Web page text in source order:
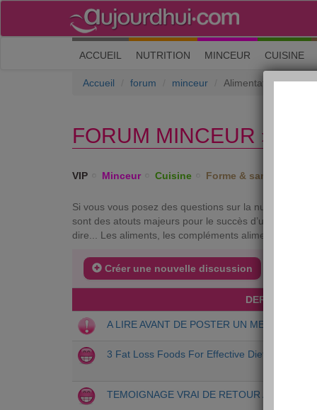
ACCUEIL (current)
NUTRITION MINCEUR CUISINE
Accueil forum minceur Alimentation
FORUM MINCEUR ›
VIP Minceur Cuisine Forme & santé
Si vous vous posez des questions sur la nutrition ou
sont des atouts majeurs pour le succès d’un régime.
dire... Les aliments, les compléments alimentaires et
Créer une nouvelle discussion
DERNIERS
A LIRE AVANT DE POSTER UN MESSAGE
3 Fat Loss Foods For Effective Dieting
TEMOIGNAGE VRAI DE RETOUR AFFECTIF